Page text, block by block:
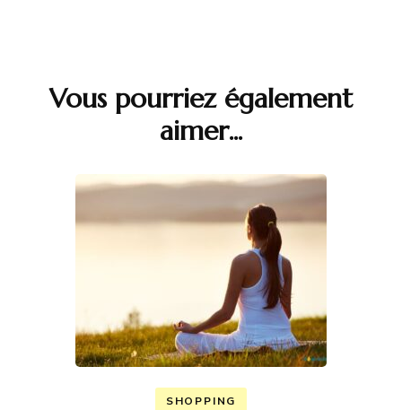
Navigation
Vous pourriez également
aimer...
SHOPPING